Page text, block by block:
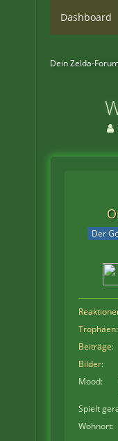
Dashboard
Dein Zelda-
Der
Trophäen
Beiträge
Bilder
Mood
Spielt
Wohnort